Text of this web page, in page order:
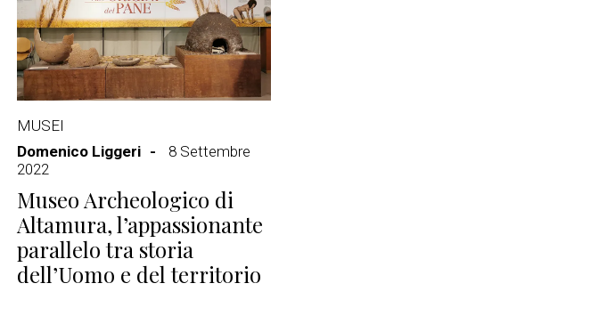
MUSEI
Domenico Liggeri
8 Settembre
2022
Museo Archeologico di
Altamura, l’appassionante
parallelo tra storia
dell’Uomo e del territorio